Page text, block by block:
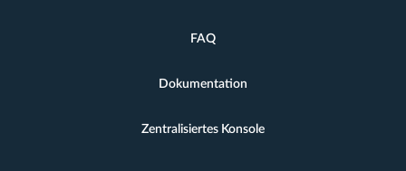
FAQ
Dokumentation
Zentralisiertes Konsole